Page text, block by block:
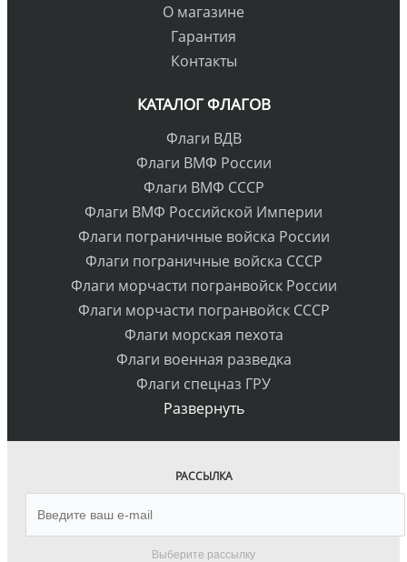
О магазине
Гарантия
Контакты
КАТАЛОГ ФЛАГОВ
Флаги ВДВ
Флаги ВМФ России
Флаги ВМФ СССР
Флаги ВМФ Российской Империи
Флаги пограничные войска России
Флаги пограничные войска СССР
Флаги морчасти погранвойск России
Флаги морчасти погранвойск СССР
Флаги морская пехота
Флаги военная разведка
Флаги спецназ ГРУ
Развернуть
РАССЫЛКА
Выберите рассылку